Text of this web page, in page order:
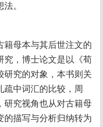
。
籍母本与其后世注文的
究，博士论文是以《荀
研究的对象，本书则关
疏中词汇的比较，周
研究视角也从对古籍母
的描写与分析归纳转为